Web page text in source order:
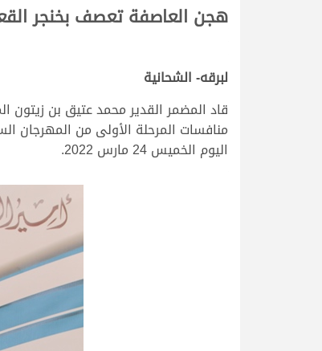
هجن العاصفة تعصف بخنجر
لبرقه- الشحانية
قاد المضمر القدير محمد عتيق بن زيتون
منافسات المرحلة الأولى من المهرجان
اليوم الخميس 24 مارس 2022.